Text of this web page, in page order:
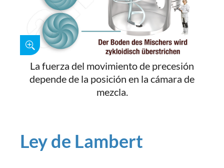
La fuerza del movimiento de precesión
depende de la posición en la cámara de
mezcla.
Ley de Lambert